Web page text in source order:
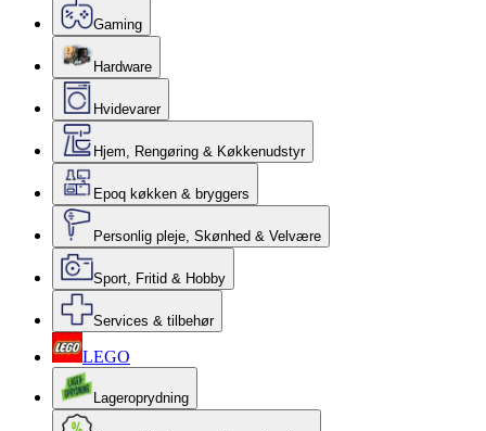
Gaming
Hardware
Hvidevarer
Hjem, Rengøring & Køkkenudstyr
Epoq køkken & bryggers
Personlig pleje, Skønhed & Velvære
Sport, Fritid & Hobby
Services & tilbehør
LEGO
Lageroprydning